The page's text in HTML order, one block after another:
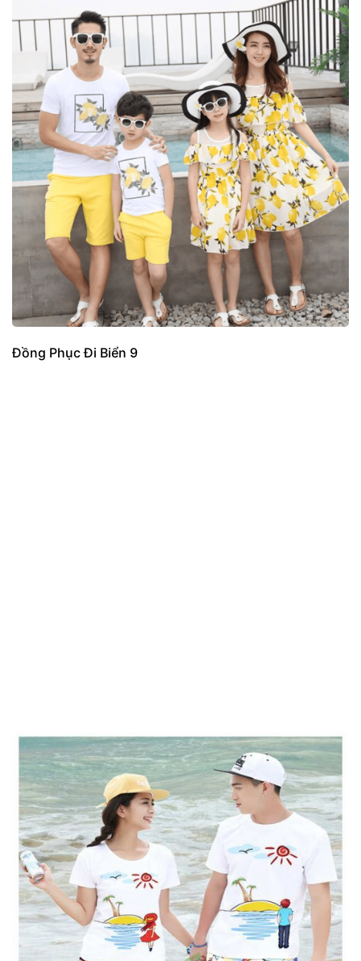
Đồng Phục Đi Biển 9